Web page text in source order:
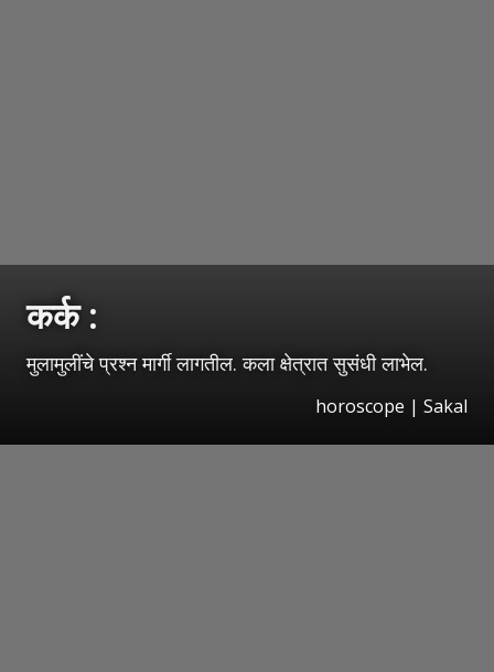
कर्क :
मुलामुलींचे प्रश्‍न मार्गी लागतील. कला क्षेत्रात सुसंधी लाभेल.
horoscope | Sakal